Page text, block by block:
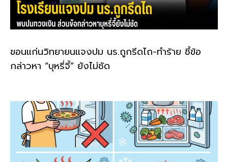
ขอนแก่นวิทยายนแจงปม นร.ถูกรีดไถ-ทำร้าย ชี้ข้อ
กล่าวหา “บุหรี่จี้” ยังไม่ชัด